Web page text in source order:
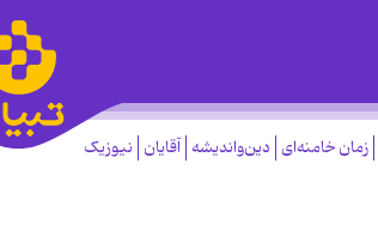
زمان خامنه‌ای دین‌واندیشه آقایان نیوزیک